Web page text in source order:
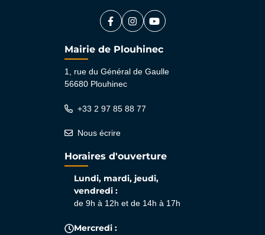
Facebook
(ouverture dans un nouvel onglet)
Instagram
(ouverture dans un nouvel
YouTube
(ouverture dans un
Mairie de Plouhinec
1, rue du Général de Gaulle
56680 Plouhinec
+33 2 97 85 88 77
Nous écrire
Horaires d'ouverture
Lundi, mardi, jeudi,
vendredi :
de 9h à 12h et de 14h à 17h
Mercredi :